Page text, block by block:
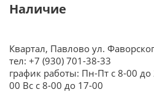
Наличие
Квартал, Павлово ул.
тел: +7 (930) 701-38-33
график работы: Пн-Пт с 8-00
00 Вс с 8-00 до 17-00